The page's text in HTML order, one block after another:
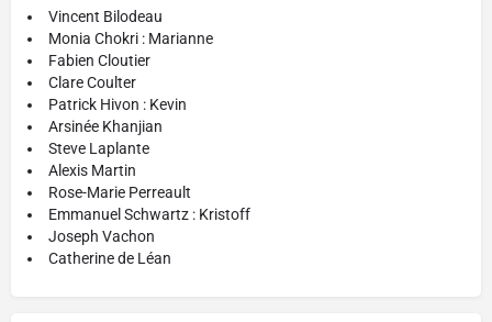
Vincent Bilodeau
Monia Chokri : Marianne
Fabien Cloutier
Clare Coulter
Patrick Hivon : Kevin
Arsinée Khanjian
Steve Laplante
Alexis Martin
Rose-Marie Perreault
Emmanuel Schwartz : Kristoff
Joseph Vachon
Catherine de Léan